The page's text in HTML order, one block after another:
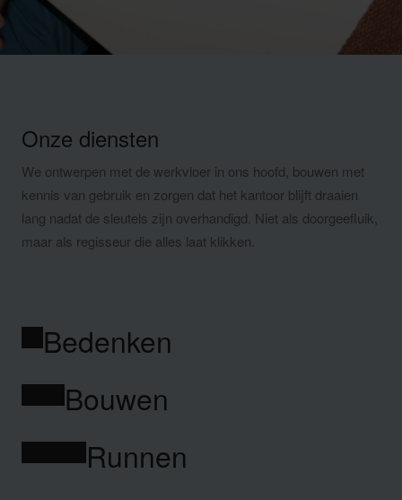
Onze diensten
We ontwerpen met de werkvloer in ons hoofd, bouwen met
kennis van gebruik en zorgen dat het kantoor blijft draaien
lang nadat de sleutels zijn overhandigd. Niet als doorgeefluik,
maar als regisseur die alles laat klikken.
Bedenken
Bouwen
Runnen